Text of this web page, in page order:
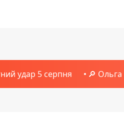
удар 5 серпня 🔎